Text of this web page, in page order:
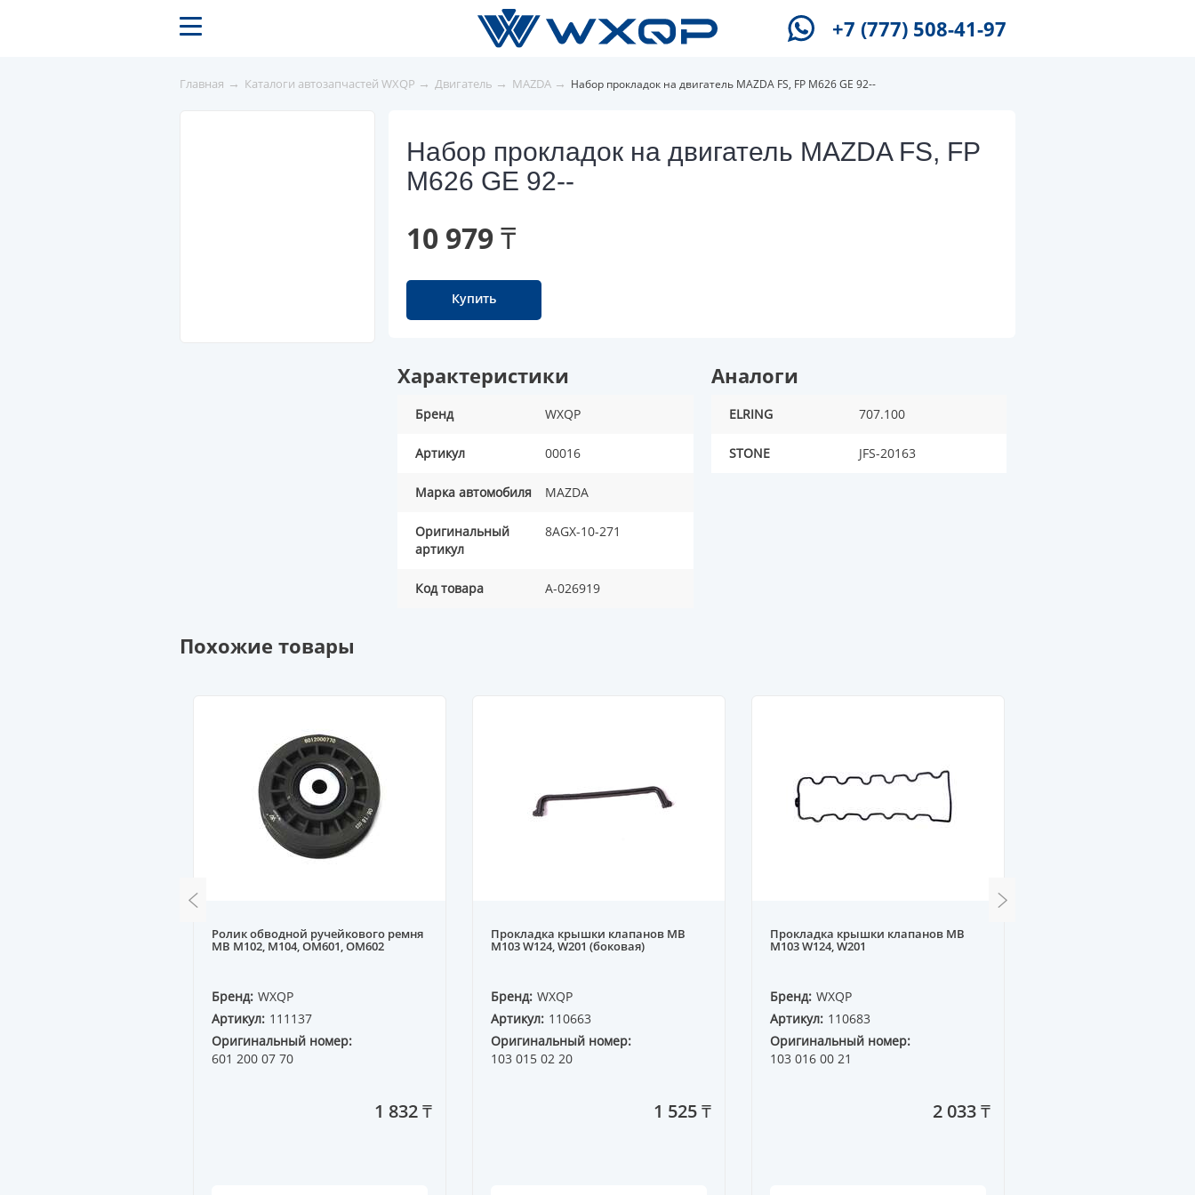
+7 (777) 508-41-97
Главная → Каталоги автозапчастей WXQP → Двигатель → MAZDA → Набор прокладок на двигатель MAZDA FS, FP M626 GE 92--
Набор прокладок на двигатель MAZDA FS, FP
M626 GE 92--
10 979 ₸
Купить
Характеристики
Бренд WXQP
Артикул 00016
Марка автомобиля MAZDA
Оригинальный
артикул
8AGX-10-271
Код товара A-026919
Аналоги
ELRING 707.100
STONE JFS-20163
Похожие товары
Ролик обводной ручейкового ремня
MB M102, M104, OM601, OM602
Бренд: WXQP
Артикул: 111137
Оригинальный номер:
601 200 07 70
1 832 ₸
Прокладка крышки клапанов MB
M103 W124, W201 (боковая)
Бренд: WXQP
Артикул: 110663
Оригинальный номер:
103 015 02 20
1 525 ₸
Прокладка крышки клапанов MB
M103 W124, W201
Бренд: WXQP
Артикул: 110683
Оригинальный номер:
103 016 00 21
2 033 ₸